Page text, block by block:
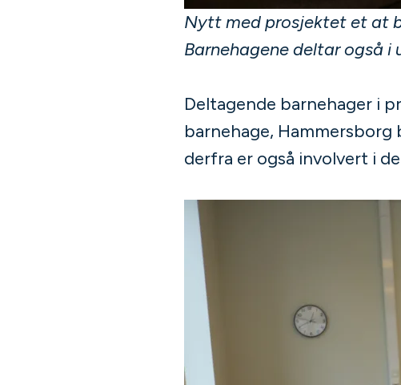
Nytt med prosjektet et at
Barnehagene deltar også i
Deltagende barnehager i
barnehage,
derfra er også involvert i